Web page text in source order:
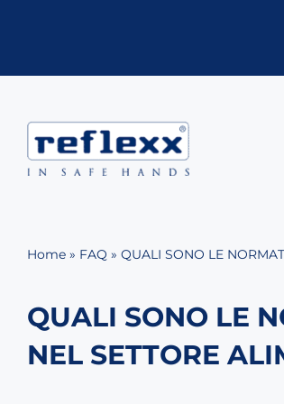
Home » FAQ » QUALI SONO LE
QUALI SONO LE
NEL SETTORE